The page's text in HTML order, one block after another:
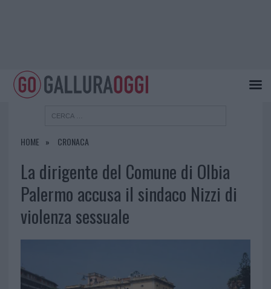
HOME CRONACA
La dirigente del Comune di Olbia
Palermo accusa il sindaco Nizzi di
violenza sessuale